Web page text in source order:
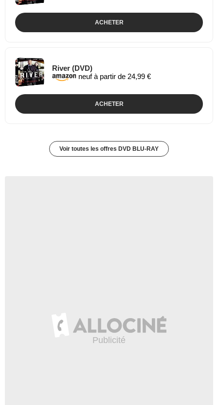
ACHETER
River (DVD)
neuf à partir de 24,99 €
ACHETER
Voir toutes les offres DVD BLU-RAY